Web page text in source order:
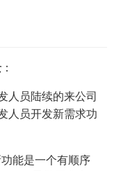
：
人员陆续的来公司
人员开发新需求功
能是一个有顺序